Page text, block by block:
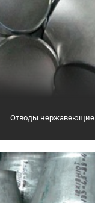
Отводы нержавеющие